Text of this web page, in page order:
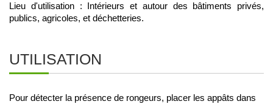
Lieu d'utilisation : Intérieurs et autour des bâtiments privés,
publics, agricoles, et déchetteries.
UTILISATION
Pour détecter la présence de rongeurs, placer les appâts dans